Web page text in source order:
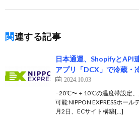
関連する記事
日本通運、ShopifyとAPI
アプリ「DCX」で冷蔵・
2024.10.03
−20℃〜＋10℃の温度帯設定、
可能 NIPPON EXPRESSホー
月2日、ECサイト構築[…]